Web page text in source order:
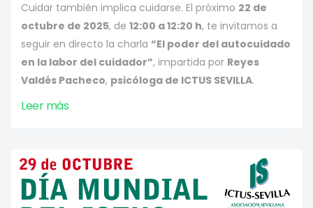
Cuidar también implica cuidarse. El próximo 22 de
octubre de 2025, de 12:00 a 12:20 h, te invitamos a
seguir en directo la charla “El poder del autocuidado
en la labor del cuidador”, impartida por Reyes
Valdés Pacheco, psicóloga de ICTUS SEVILLA.
Leer más